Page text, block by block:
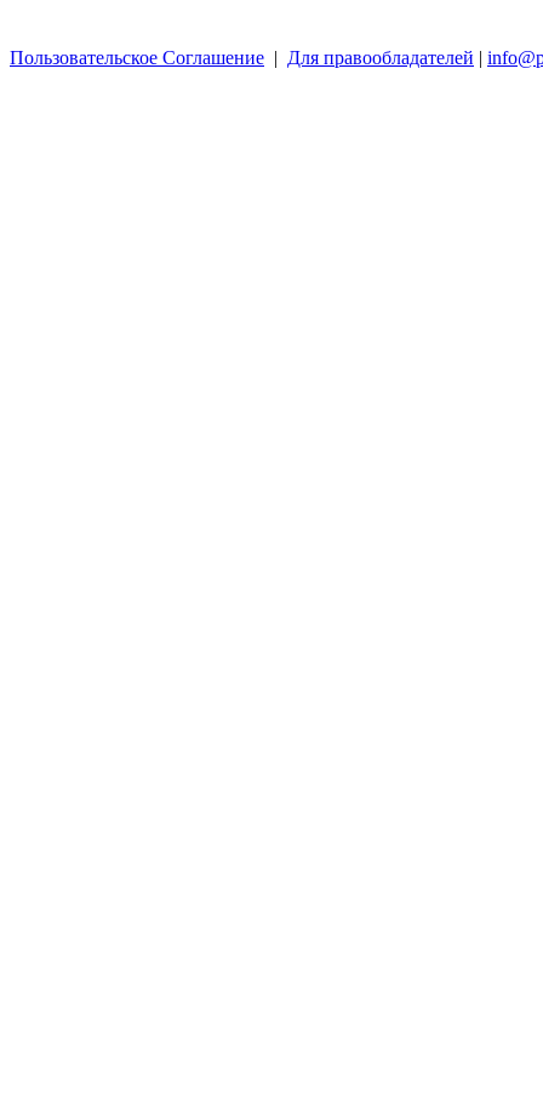
Пользовательское Соглашение | Для правообладателей |